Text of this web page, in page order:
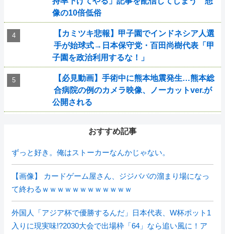
像の10倍低俗
【カミツキ悲報】甲子園でインドネシア人選
手が始球式→日本保守党・百田尚樹代表「甲
子園を政治利用するな！」
【必見動画】手術中に熊本地震発生…熊本総
合病院の例のカメラ映像、ノーカットver.が
公開される
おすすめ記事
ずっと好き。俺はストーカーなんかじゃない。
【画像】 カードゲーム屋さん、ジジババの溜まり場になっ
て終わるｗｗｗｗｗｗｗｗｗｗｗｗ
外国人「アジア杯で優勝するんだ」日本代表、W杯ポット1
入りに現実味!?2030大会で出場枠「64」なら追い風に！ア